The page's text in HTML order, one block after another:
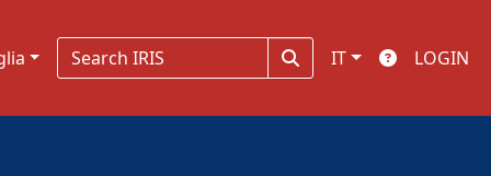
IT LOGIN